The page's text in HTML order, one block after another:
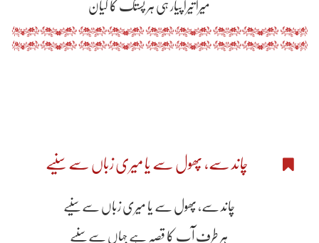
میرا تیرا پیار ہی ہر پستک کا گیان
چاند سے، پھول سے یا میری زباں سے سنیے
چاند سے، پھول سے یا میری زباں سے سنیے
ہر طرف آپ کا قصہ ہے جہاں سے سنیے